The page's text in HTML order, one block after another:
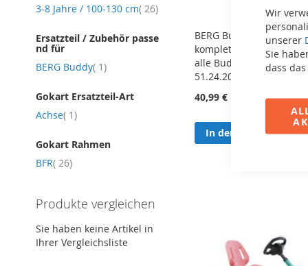
Wir
unserer
Sie
dass
BERG Buddy 2.0
komplett + Zahnrad -
alle Buddy 2.0 (ab Bj.
51.24.20.34
40,99 €
In den Warenkorb
3-8 Jahre / 100-130 cm 26Artikel
Ersatzteil / Zubehör passe
nd für
BERG Buddy 1Artikel
Gokart Ersatzteil-Art
Achse 1Artikel
Gokart Rahmen
BFR 26Artikel
Produkte vergleichen
Sie haben keine Artikel in
Ihrer Vergleichsliste